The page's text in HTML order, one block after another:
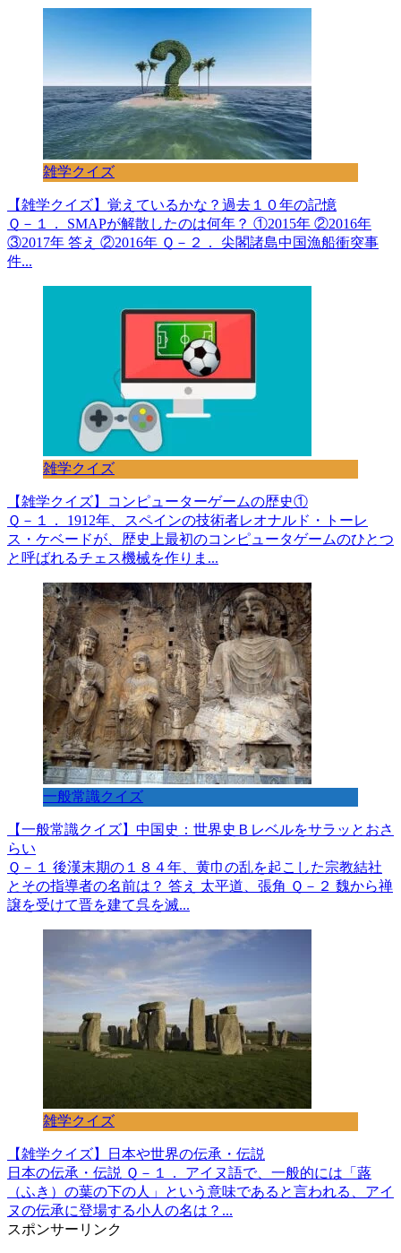
雑学クイズ
【雑学クイズ】覚えているかな？過去１０年の記憶
Ｑ－１． SMAPが解散したのは何年？ ①2015年 ②2016年
③2017年 答え ②2016年 Ｑ－２． 尖閣諸島中国漁船衝突事
件...
雑学クイズ
【雑学クイズ】コンピューターゲームの歴史①
Ｑ－１． 1912年、スペインの技術者レオナルド・トーレ
ス・ケベードが、歴史上最初のコンピュータゲームのひとつ
と呼ばれるチェス機械を作りま...
一般常識クイズ
【一般常識クイズ】中国史：世界史Ｂレベルをサラッとおさ
らい
Ｑ－１ 後漢末期の１８４年、黄巾の乱を起こした宗教結社
とその指導者の名前は？ 答え 太平道、張角 Ｑ－２ 魏から禅
譲を受けて晋を建て呉を滅...
雑学クイズ
【雑学クイズ】日本や世界の伝承・伝説
日本の伝承・伝説 Ｑ－１． アイヌ語で、一般的には「蕗
（ふき）の葉の下の人」という意味であると言われる、アイ
ヌの伝承に登場する小人の名は？...
スポンサーリンク